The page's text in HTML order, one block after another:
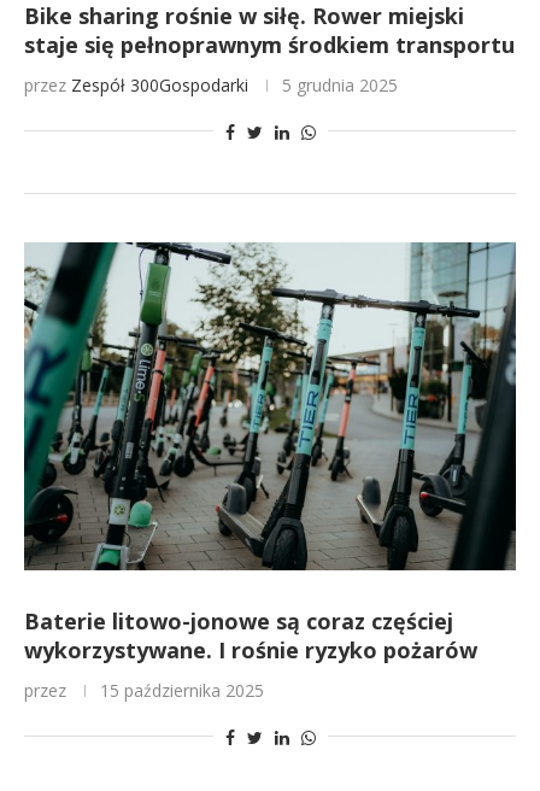
Bike sharing rośnie w siłę. Rower miejski
staje się pełnoprawnym środkiem transportu
przez Zespół 300Gospodarki 5 grudnia 2025
Baterie litowo-jonowe są coraz częściej
wykorzystywane. I rośnie ryzyko pożarów
przez 15 października 2025